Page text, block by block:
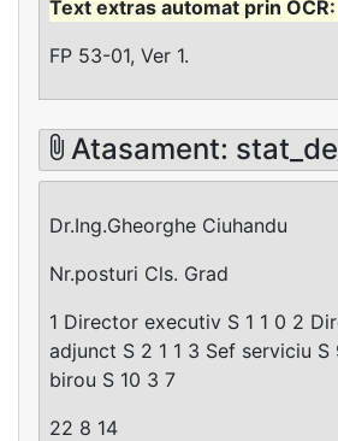
FP 53-01, Ver 1.
Atasament:
Dr.Ing.Gheorghe Ciuhandu
Nr.posturi Cls. Grad
1 Director executiv S 1 1 0 2
adjunct S 2 1 1 3 Sef serviciu
birou S 10 3 7
22 8 14